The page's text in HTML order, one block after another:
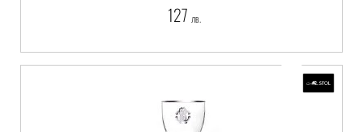
127 лв.